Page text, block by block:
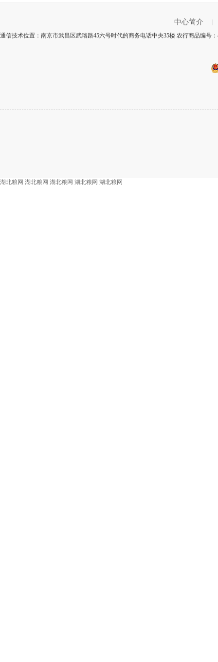
中心简介
通信技术位置：南京市武昌区武珞路45六号时代的商务电话中央35楼 农行商品编号
湖北粮网 湖北粮网 湖北粮网 湖北粮网 湖北粮网